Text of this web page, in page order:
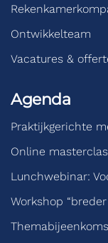
Ontwikkelteam
Vacatures &
Agenda
Praktijkgerichte
Online
Lunchwebinar:
Workshop